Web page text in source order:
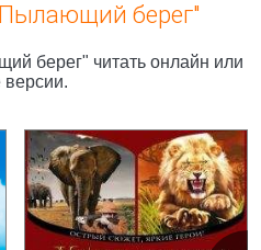
берег"
берег" читать онлайн или
версии.